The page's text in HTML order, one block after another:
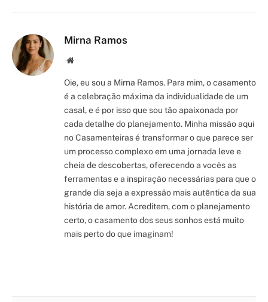
Mirna Ramos
Site/Blog
Oie, eu sou a Mirna Ramos. Para mim, o casamento
é a celebração máxima da individualidade de um
casal, e é por isso que sou tão apaixonada por
cada detalhe do planejamento. Minha missão aqui
no Casamenteiras é transformar o que parece ser
um processo complexo em uma jornada leve e
cheia de descobertas, oferecendo a vocês as
ferramentas e a inspiração necessárias para que o
grande dia seja a expressão mais autêntica da sua
história de amor. Acreditem, com o planejamento
certo, o casamento dos seus sonhos está muito
mais perto do que imaginam!